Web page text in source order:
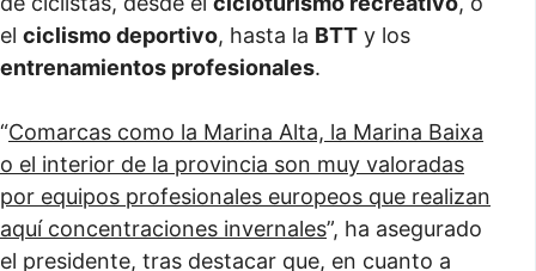
el ciclismo deportivo, hasta la BTT y los
entrenamientos profesionales.
“Comarcas como la Marina Alta, la Marina Baixa
o el interior de la provincia son muy valoradas
por equipos profesionales europeos que realizan
aquí concentraciones invernales”, ha asegurado
el presidente, tras destacar que, en cuanto a